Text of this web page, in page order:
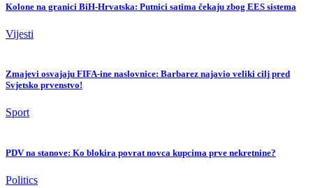
Kolone na granici BiH-Hrvatska: Putnici satima čekaju zbog EES sistema
Vijesti
Zmajevi osvajaju FIFA-ine naslovnice: Barbarez najavio veliki cilj pred
Svjetsko prvenstvo!
Sport
PDV na stanove: Ko blokira povrat novca kupcima prve nekretnine?
Politics